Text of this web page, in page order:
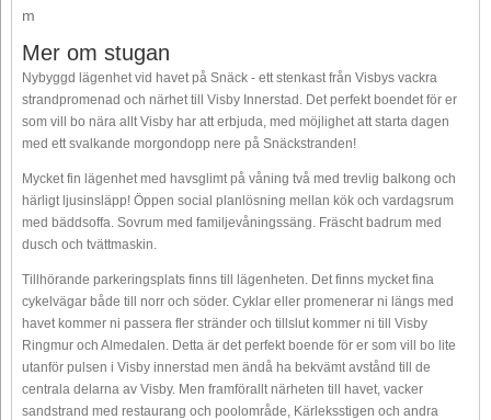
m
Mer om stugan
Nybyggd lägenhet vid havet på Snäck - ett stenkast från Visbys vackra
strandpromenad och närhet till Visby Innerstad. Det perfekt boendet för er
som vill bo nära allt Visby har att erbjuda, med möjlighet att starta dagen
med ett svalkande morgondopp nere på Snäckstranden!
Mycket fin lägenhet med havsglimt på våning två med trevlig balkong och
härligt ljusinsläpp! Öppen social planlösning mellan kök och vardagsrum
med bäddsoffa. Sovrum med familjevåningssäng. Fräscht badrum med
dusch och tvättmaskin.
Tillhörande parkeringsplats finns till lägenheten. Det finns mycket fina
cykelvägar både till norr och söder. Cyklar eller promenerar ni längs med
havet kommer ni passera fler stränder och tillslut kommer ni till Visby
Ringmur och Almedalen. Detta är det perfekt boende för er som vill bo lite
utanför pulsen i Visby innerstad men ändå ha bekvämt avstånd till de
centrala delarna av Visby. Men framförallt närheten till havet, vacker
sandstrand med restaurang och poolområde, Kärleksstigen och andra